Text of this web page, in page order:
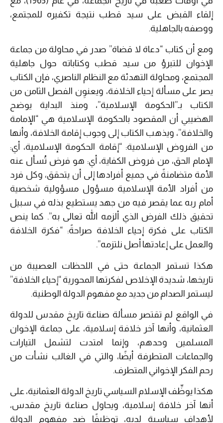
إلقاء القبض على سيد قطب نتيجة تكفيره للمجتمع،
ووصفه بالجاهلية.
ومع أن كتاب “دعاة لا قضاة” صدر في محاولة من جماعة
الإخوان للتبرؤ من سيد قطب وكتاباته حول جاهلية
المجتمع، ومحاولة التهدئة مع النظام الناصري، فإن الكتاب
يصر على مسألة إحياء الخلافة، ويعنوِن الفصل الثامن من
الكتاب بـ”الحكومة الإسلامية”، ومنذ البداية يوضح
الهضيبي أن المقصود بالحكومة الإسلامية هي “الإمامة
والخلافة”، ويذهب الكتاب إلى وجوب إقامة الخلافة، وأنها
من الفروض الإسلامية: “إقامة الحكومة الإسلامية، أي:
الإمام الحق، من فروض الكفاية، أي: هو فرض تُسأل عنه
الأمة متضامنةً في جميع أفرادها إلى أن يتحقق، وكل فرد
من أفراد الأمة الإسلامية مسؤول مسؤولية شخصية
أمام ربه عما يقصر فيه من جهد يستطيع بذله في سبيل
تحقيق ذلك الفرض الذي ألزمه الله تعالى به”. كما ينص
الكتاب على فكرة إحياء الخلافة صراحةً: “فكرة الخلافة
والعمل على إعادتها أصل نلتزمه”.
هكذا تستمر الجماعة حتى في اللحظات العصيبة من
تاريخها، شديدة الإخلاص لفكرتها المحورية “إحياء الخلافة”
ليستمر الصدام من جديد مع مفهوم الدولة الوطنية.
في الواقع لم تقتصر مسألة صناعة تاريخ مقدس للدولة
العثمانية، وأنها آخر خلافة إسلامية، على جماعة الإخوان
المسلمين وحدهم، وإنما امتدت لتشمل التيارات
والجماعات المتطرفة أيضًا، والتي في الغالب نشأت من
رحم الفكر الإخواني المتطرف.
هكذا يوظِّف الإسلام السياسي تاريخ الدولة العثمانية، على
أنها آخر خلافة إسلامية، ويحاول صناعة تاريخ مقدس،
لأهداف سياسية لديه، توظيفًا ضد مفهوم الدولة